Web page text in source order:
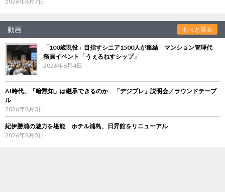
動画 もっと見る
「100歳現役」目指すシニア1500人が集結 マンション管理代
務員イベント「うぇるねすシップ」
2026年8月4日
AI時代、「暗黙知」は継承できるのか 「デジブレ」説明会／ラウンドテーブ
ル
2026年8月3日
紀伊勝浦の魅力を堪能 ホテル浦島、日昇館をリニューアル
2026年8月3日